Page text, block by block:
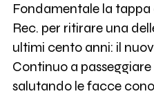
Fondamentale la
Rec. per ritirare una
ultimi cento anni: il
Continuo a passeggiare
salutando le facce